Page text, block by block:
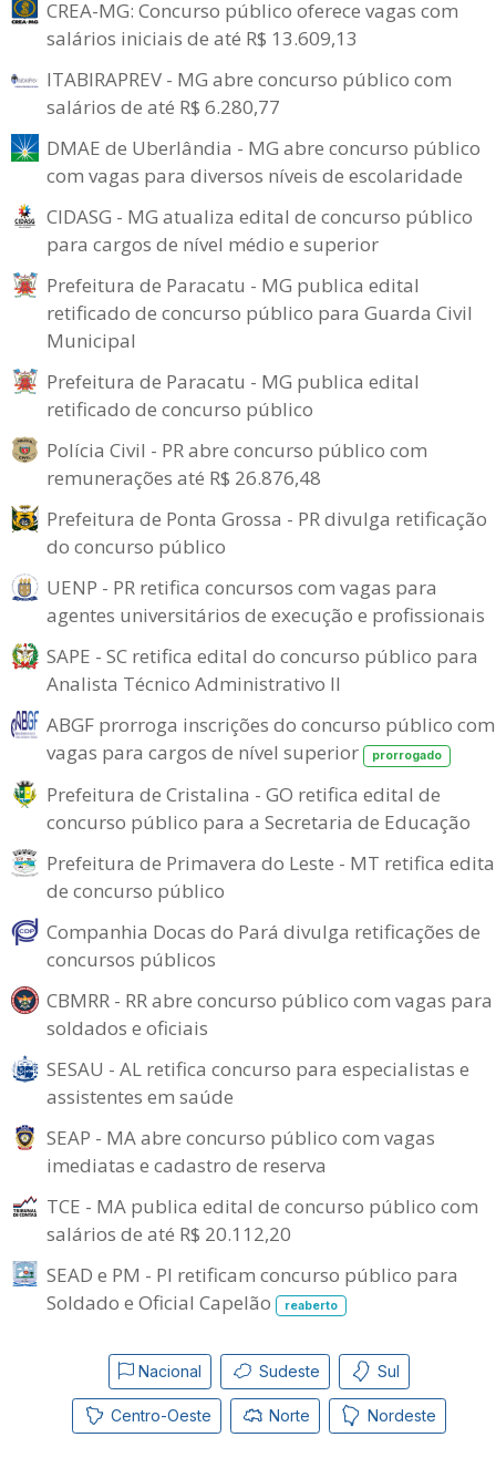
CREA-MG: Concurso público oferece vagas com
salários iniciais de até R$ 13.609,13
ITABIRAPREV - MG abre concurso público com
salários de até R$ 6.280,77
DMAE de Uberlândia - MG abre concurso público
com vagas para diversos níveis de escolaridade
CIDASG - MG atualiza edital de concurso público
para cargos de nível médio e superior
Prefeitura de Paracatu - MG publica edital
retificado de concurso público para Guarda Civil
Municipal
Prefeitura de Paracatu - MG publica edital
retificado de concurso público
Polícia Civil - PR abre concurso público com
remunerações até R$ 26.876,48
Prefeitura de Ponta Grossa - PR divulga retificação
do concurso público
UENP - PR retifica concursos com vagas para
agentes universitários de execução e profissionais
SAPE - SC retifica edital do concurso público para
Analista Técnico Administrativo II
ABGF prorroga inscrições do concurso público com
vagas para cargos de nível superior
prorrogado
Prefeitura de Cristalina - GO retifica edital de
concurso público para a Secretaria de Educação
Prefeitura de Primavera do Leste - MT retifica
de concurso público
Companhia Docas do Pará divulga retificações de
concursos públicos
CBMRR - RR abre concurso público com vagas para
soldados e oficiais
SESAU - AL retifica concurso para especialistas e
assistentes em saúde
SEAP - MA abre concurso público com vagas
imediatas e cadastro de reserva
TCE - MA publica edital de concurso público com
salários de até R$ 20.112,20
SEAD e PM - PI retificam concurso público para
Soldado e Oficial Capelão
reaberto
Nacional Sudeste Sul
Centro-Oeste Norte Nordeste